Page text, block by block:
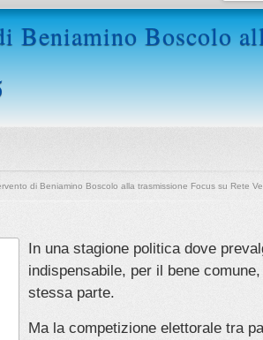
Beniamino Boscolo
di Beniamino Boscolo alla trasmissione Focus su Rete
In una stagione politica dove
indispensabile, per il bene
stessa parte.
Ma la competizione elettorale tra